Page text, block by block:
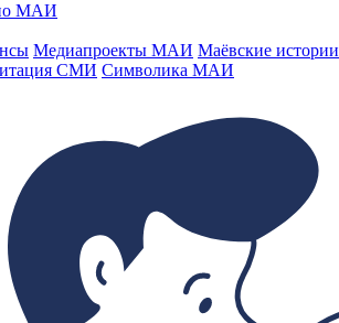
МАИ
Медиапроекты МАИ Маёвские
СМИ Символика МАИ